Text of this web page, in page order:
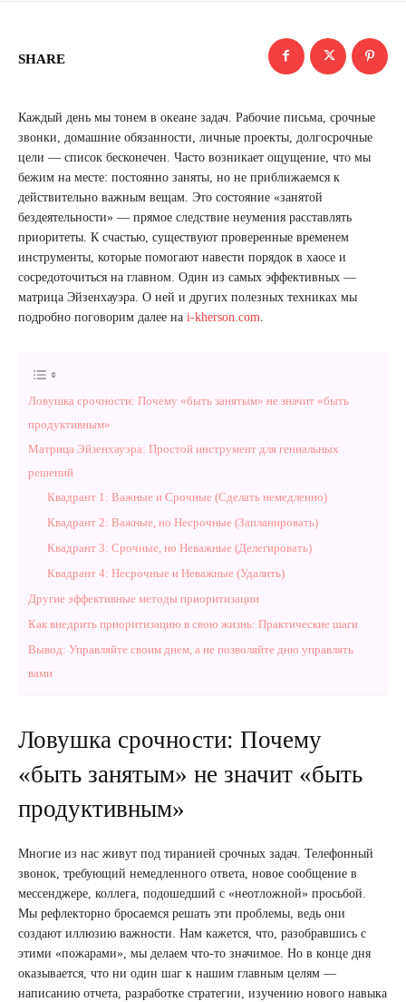
SHARE
Каждый день мы тонем в океане задач. Рабочие письма, срочные
звонки, домашние обязанности, личные проекты, долгосрочные
цели — список бесконечен. Часто возникает ощущение, что мы
бежим на месте: постоянно заняты, но не приближаемся к
действительно важным вещам. Это состояние «занятой
бездеятельности» — прямое следствие неумения расставлять
приоритеты. К счастью, существуют проверенные временем
инструменты, которые помогают навести порядок в хаосе и
сосредоточиться на главном. Один из самых эффективных —
матрица Эйзенхауэра. О ней и других полезных техниках мы
подробно поговорим далее на i-kherson.com
Ловушка срочности: Почему «быть занятым» не значит «быть
продуктивным»
Матрица Эйзенхауэра: Простой инструмент для гениальных
решений
Квадрант 1: Важные и Срочные (Сделать немедленно)
Квадрант 2: Важные, но Несрочные (Запланировать)
Квадрант 3: Срочные, но Неважные (Делегировать)
Квадрант 4: Несрочные и Неважные (Удалить)
Другие эффективные методы приоритизации
Как внедрить приоритизацию в свою жизнь: Практические шаги
Вывод: Управляйте своим днем, а не позволяйте дню управлять
вами
Ловушка срочности: Почему
«быть занятым» не значит «быть
продуктивным»
Многие из нас живут под тиранией срочных задач. Телефонный
звонок, требующий немедленного ответа, новое сообщение в
мессенджере, коллега, подошедший с «неотложной» просьбой.
Мы рефлекторно бросаемся решать эти проблемы, ведь они
создают иллюзию важности. Нам кажется, что, разобравшись с
этими «пожарами», мы делаем что-то значимое. Но в конце дня
оказывается, что ни один шаг к нашим главным целям —
написанию отчета, разработке стратегии, изучению нового навыка